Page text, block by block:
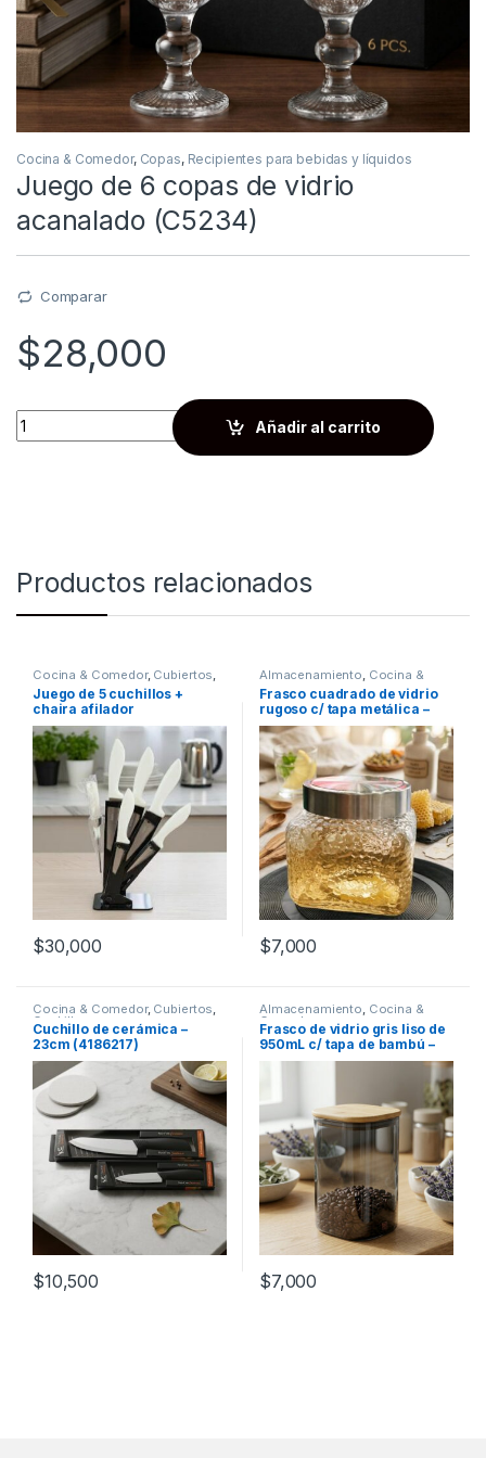
Cocina & Comedor, Copas, Recipientes para bebidas y líquidos
Juego de 6 copas de vidrio
acanalado (C5234)
Comparar
$28,000
Quantity
Añadir al carrito
Productos relacionados
Cocina & Comedor, Cubiertos
Cuchillos
Juego de 5 cuchillos +
chaira afilador
$30,000
Almacenamiento Cocina &
Comedor Frascos y Jarras
Recipientes para bebidas y
líquidos
Frasco cuadrado de vidrio
rugoso c/ tapa metálica –
1.1L [A1131]
$7,000
Cocina & Comedor, Cubiertos,
Cuchillos
Cuchillo de cerámica –
23cm (4186217)
$10,500
Almacenamiento, Cocina &
Comedor
Frasco de vidrio gris liso de
950mL c/ tapa de bambú –
10x10x15cm (56255-G)
$7,000